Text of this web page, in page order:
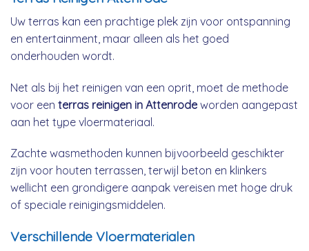
Uw terras kan een prachtige plek zijn voor ontspanning
en entertainment, maar alleen als het goed
onderhouden wordt.
Net als bij het reinigen van een oprit, moet de methode
voor een terras reinigen in Attenrodeworden aangepast
aan het type vloermateriaal.
Zachte wasmethoden kunnen bijvoorbeeld geschikter
zijn voor houten terrassen, terwijl beton en klinkers
wellicht een grondigere aanpak vereisen met hoge druk
of speciale reinigingsmiddelen.
Verschillende Vloermaterialen